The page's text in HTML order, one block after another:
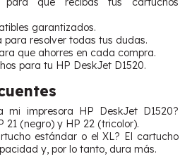
garantizados.
para resolver todas tus dudas.
que ahorres en cada compra.
para tu HP DeskJet D1520.
mi impresora HP DeskJet D1520?
21 (negro) y HP 22 (tricolor).
estándar o el XL? El cartucho
y, por lo tanto, dura más.